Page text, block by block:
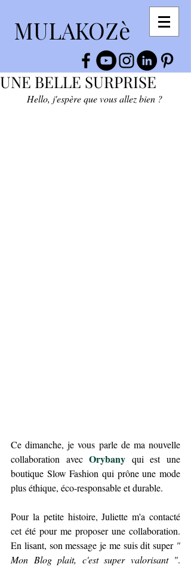
MULAKOZè
UNE BELLE SURPRISE
Hello, j'espère que vous allez bien ?
Ce dimanche, je vous parle de ma nouvelle
collaboration avec Orybany qui est une
boutique Slow Fashion qui prône une mode
plus éthique, éco-responsable et durable.
Pour la petite histoire, Juliette m'a contacté
cet été pour me proposer une collaboration.
En lisant, son message je me suis dit super "
Mon Blog plait, c'est super valorisant ".